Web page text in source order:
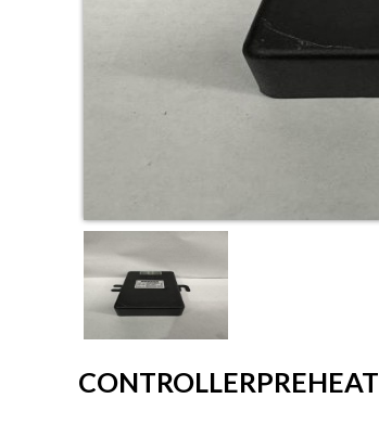
CONTROLLERPREHEAT